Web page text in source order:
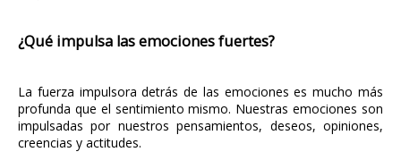
¿Qué impulsa las emociones fuertes?
La fuerza impulsora detrás de las emociones es mucho más
profunda que el sentimiento mismo. Nuestras emociones son
impulsadas por nuestros pensamientos, deseos, opiniones,
creencias y actitudes.